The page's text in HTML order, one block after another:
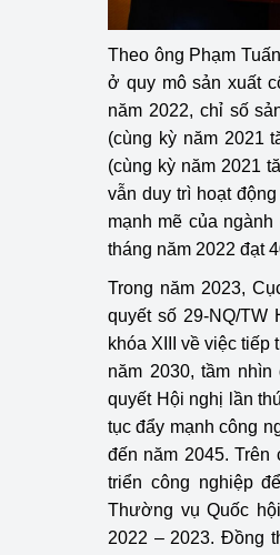
Theo ông Phạm
ở quy mô sản xuất
năm 2022, chỉ số
(cùng kỳ năm 2021
(cùng kỳ năm 2021
vẫn duy trì hoạt
mạnh mẽ của
tháng năm 2022 đạt
Trong năm 2023,
quyết số 29-NQ/
khóa XIII về việc
năm 2030, tầm
quyết Hội nghị lần
tục đẩy mạnh công
đến năm 2045.
triển công nghiệp
Thường vụ Quốc
2022 – 2023. Đồng